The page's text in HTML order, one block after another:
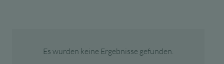
Es wurden keine Ergebnisse gefunden.